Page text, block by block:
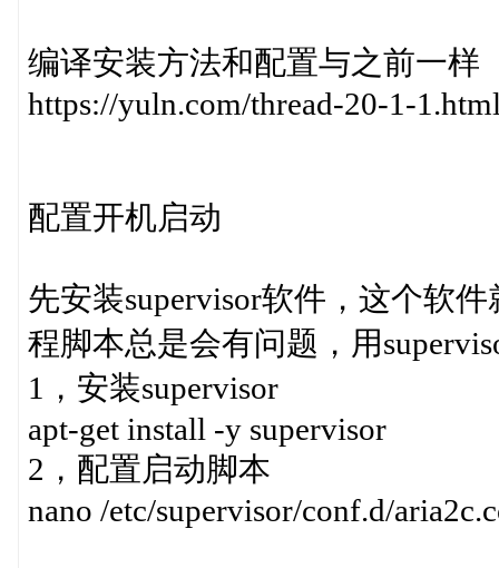
编译安装方法和配置与之前一样
https://yuln.com/thread-20-1-
配置开机启动
先安装supervisor软件，这个软
程脚本总是会有问题，用
1，安装supervisor
apt-get install -y supervisor
2，配置启动脚本
nano /etc/supervisor/conf.d/